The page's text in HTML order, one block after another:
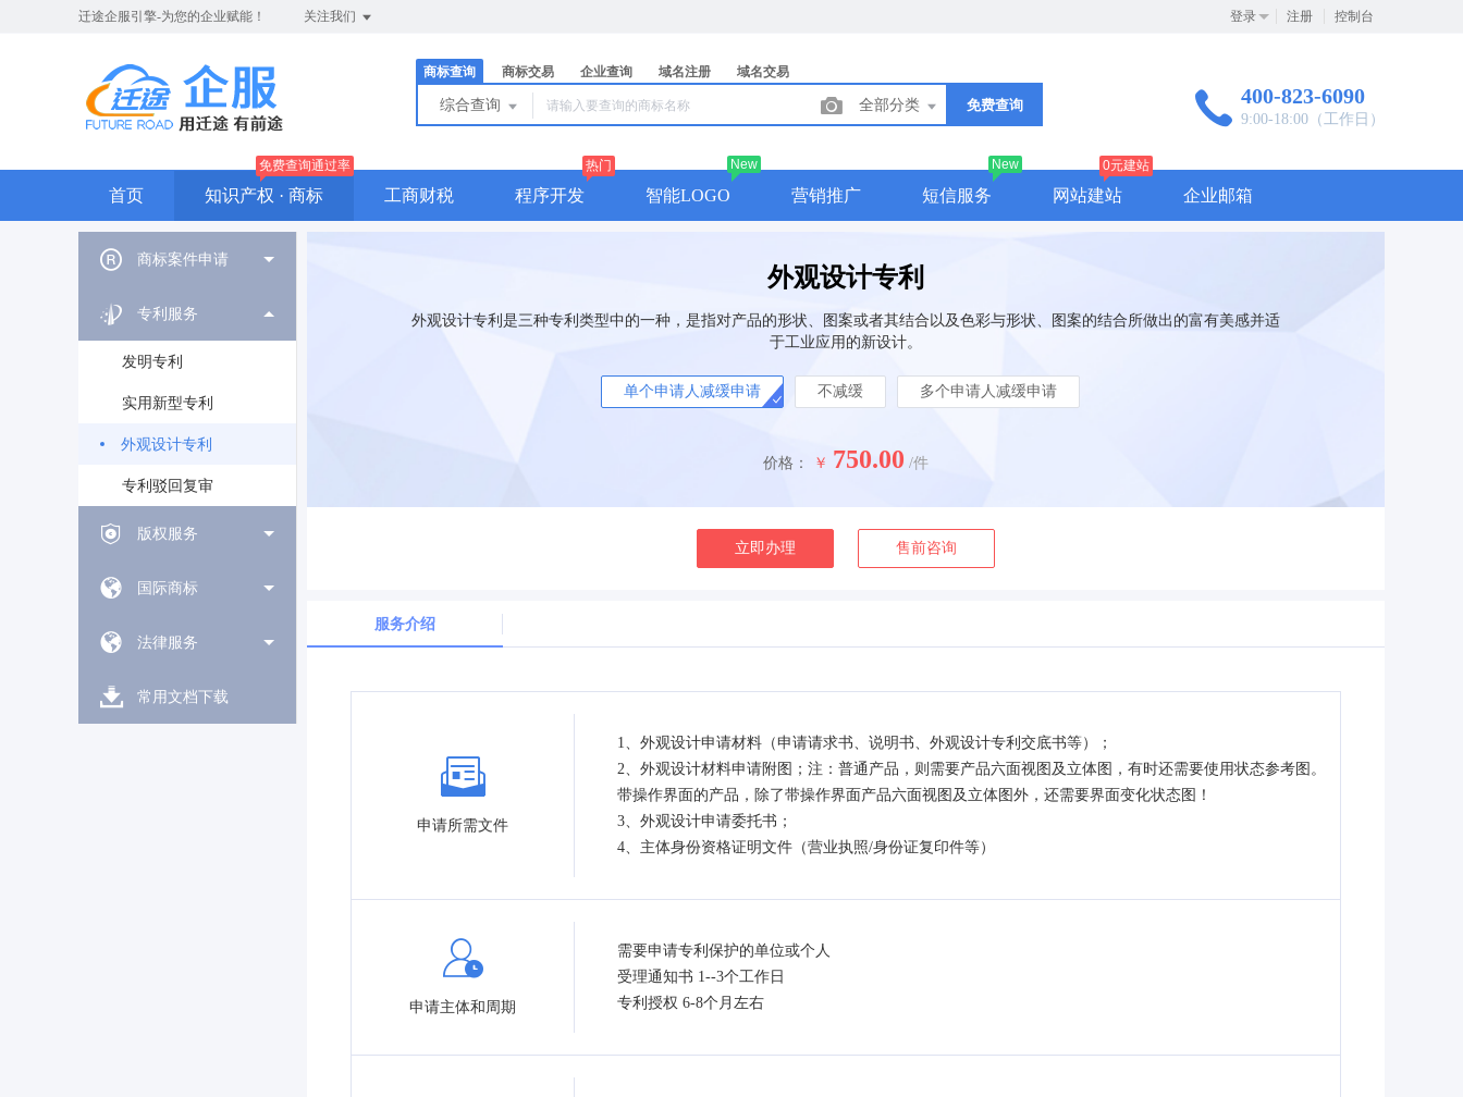
迁途企服引擎-为您的企业赋能！ 关注我们 登录 注册 控制台
商标查询 商标交易 企业查询 域名注册 域名交易
综合查询 全部分类 免费查询 400-823-6090
9:00-18:00（工作日）
首页 知识产权 · 商标
免费查询通过率
工商财税 程序开发
热门
智能LOGO
New
营销推广 短信服务
New
网站建站
0元建站
企业邮箱
商标案件申请
专利服务
发明专利
实用新型专利
外观设计专利
专利驳回复审
版权服务
国际商标
法律服务
常用文档下载
外观设计专利
外观设计专利是三种专利类型中的一种，是指对产品的形状、图案或者其结合以及色彩与形状、图案的结合所做出的富有美感并适
于工业应用的新设计。
单个申请人减缓申请 不减缓 多个申请人减缓申请
价格： ￥ 750.00 /件
立即办理 售前咨询
服务介绍
申请所需文件
1、外观设计申请材料（申请请求书、说明书、外观设计专利交底书等）；
2、外观设计材料申请附图；注：普通产品，则需要产品六面视图及立体图，有时还需要使用状态参考图。
带操作界面的产品，除了带操作界面产品六面视图及立体图外，还需要界面变化状态图！
3、外观设计申请委托书；
4、主体身份资格证明文件（营业执照/身份证复印件等）
申请主体和周期
需要申请专利保护的单位或个人
受理通知书 1--3个工作日
专利授权 6-8个月左右